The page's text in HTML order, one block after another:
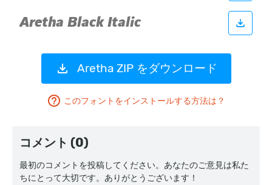
Aretha ZIP をダウンロード
このフォントをインストールする方法は？
コメント (0)
最初のコメントを投稿してください。あなたのご意見は私た
ちにとって大切です。ありがとうございます！